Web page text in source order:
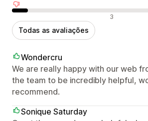
Avaliações negativas 3
Todas as avaliações
Wondercru
We are really happy with our web
the team to be incredibly helpful,
recommend.
Sonique Saturday